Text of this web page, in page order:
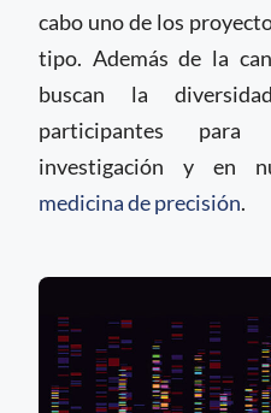
cabo uno de los
tipo. Además de la
buscan la
participantes
investigación y en
medicina de precisión.